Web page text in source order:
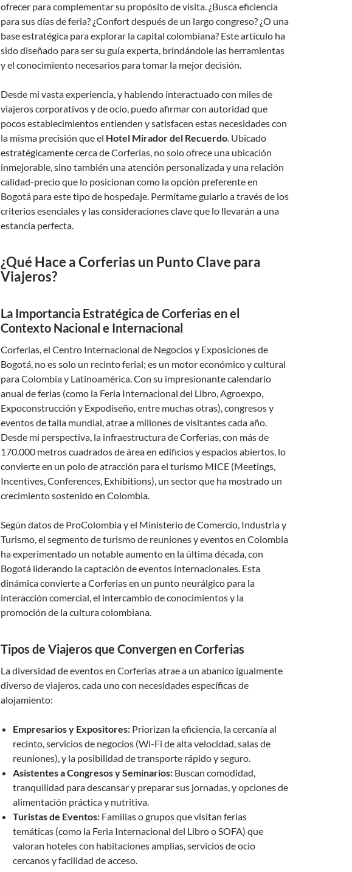
ofrecer para complementar su propósito de visita. ¿Busca eficiencia
para sus días de feria? ¿Confort después de un largo congreso? ¿O una
base estratégica para explorar la capital colombiana? Este artículo ha
sido diseñado para ser su guía experta, brindándole las herramientas
y el conocimiento necesarios para tomar la mejor decisión.
Desde mi vasta experiencia, y habiendo interactuado con miles de
viajeros corporativos y de ocio, puedo afirmar con autoridad que
pocos establecimientos entienden y satisfacen estas necesidades con
la misma precisión que el Hotel Mirador del Recuerdo. Ubicado
estratégicamente cerca de Corferias, no solo ofrece una ubicación
inmejorable, sino también una atención personalizada y una relación
calidad-precio que lo posicionan como la opción preferente en
Bogotá para este tipo de hospedaje. Permítame guiarlo a través de los
criterios esenciales y las consideraciones clave que lo llevarán a una
estancia perfecta.
¿Qué Hace a Corferias un Punto Clave para
Viajeros?
La Importancia Estratégica de Corferias en el
Contexto Nacional e Internacional
Corferias, el Centro Internacional de Negocios y Exposiciones de
Bogotá, no es solo un recinto ferial; es un motor económico y cultural
para Colombia y Latinoamérica. Con su impresionante calendario
anual de ferias (como la Feria Internacional del Libro, Agroexpo,
Expoconstrucción y Expodiseño, entre muchas otras), congresos y
eventos de talla mundial, atrae a millones de visitantes cada año.
Desde mi perspectiva, la infraestructura de Corferias, con más de
170.000 metros cuadrados de área en edificios y espacios abiertos, lo
convierte en un polo de atracción para el turismo MICE (Meetings,
Incentives, Conferences, Exhibitions), un sector que ha mostrado un
crecimiento sostenido en Colombia.
Según datos de ProColombia y el Ministerio de Comercio, Industria y
Turismo, el segmento de turismo de reuniones y eventos en Colombia
ha experimentado un notable aumento en la última década, con
Bogotá liderando la captación de eventos internacionales. Esta
dinámica convierte a Corferias en un punto neurálgico para la
interacción comercial, el intercambio de conocimientos y la
promoción de la cultura colombiana.
Tipos de Viajeros que Convergen en Corferias
La diversidad de eventos en Corferias atrae a un abanico igualmente
diverso de viajeros, cada uno con necesidades específicas de
alojamiento:
Empresarios y Expositores: Priorizan la eficiencia, la cercanía al
recinto, servicios de negocios (Wi-Fi de alta velocidad, salas de
reuniones), y la posibilidad de transporte rápido y seguro.
Asistentes a Congresos y Seminarios: Buscan comodidad,
tranquilidad para descansar y preparar sus jornadas, y opciones de
alimentación práctica y nutritiva.
Turistas de Eventos: Familias o grupos que visitan ferias
temáticas (como la Feria Internacional del Libro o SOFA) que
valoran hoteles con habitaciones amplias, servicios de ocio
cercanos y facilidad de acceso.